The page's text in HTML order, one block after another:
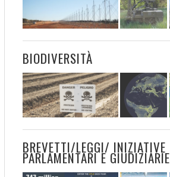
BIODIVERSITÀ
BREVETTI/LEGGI/ INIZIATIVE
PARLAMENTARI E GIUDIZIARIE